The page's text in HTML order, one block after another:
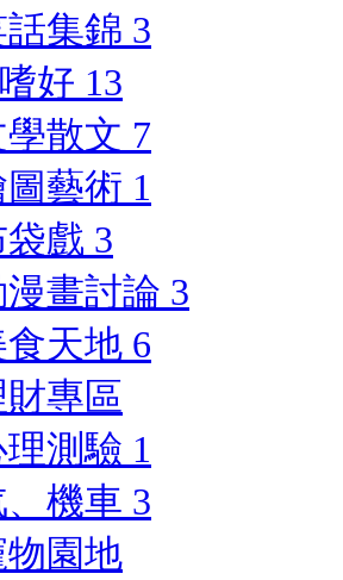
話集錦 3
好 13
學散文 7
藝術 1
戲 3
漫畫討論 3
食天地 6
專區
測驗 1
機車 3
物園地